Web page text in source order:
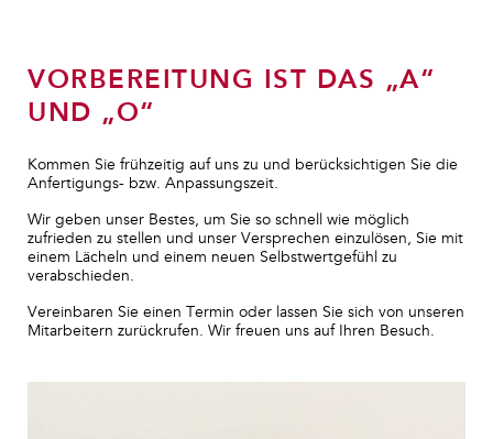
VORBEREITUNG IST DAS „A“
UND „O“
Kommen Sie frühzeitig auf uns zu und berücksichtigen Sie die
Anfertigungs- bzw. Anpassungszeit.
Wir geben unser Bestes, um Sie so schnell wie möglich
zufrieden zu stellen und unser Versprechen einzulösen, Sie mit
einem Lächeln und einem neuen Selbstwertgefühl zu
verabschieden.
Vereinbaren Sie einen Termin oder lassen Sie sich von unseren
Mitarbeitern zurückrufen. Wir freuen uns auf Ihren Besuch.